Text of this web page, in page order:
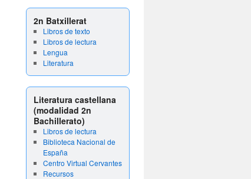
2n Batxillerat
Libros de texto
Libros de lectura
Lengua
Literatura
Literatura castellana
(modalidad 2n
Bachillerato)
Libros de lectura
Biblioteca Nacional de
España
Centro Virtual Cervantes
Recursos